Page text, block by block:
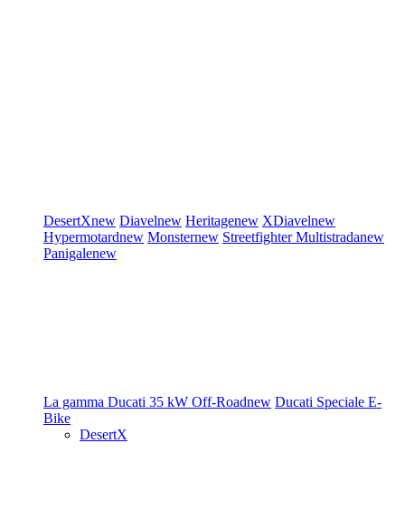
DesertXnew Diavelnew Heritagenew XDiavelnew
Hypermotardnew Monsternew StreetfighterMultistradanew
Panigalenew
La gamma Ducati 35 kW Off-Roadnew Ducati Speciale E-
Bike
DesertX